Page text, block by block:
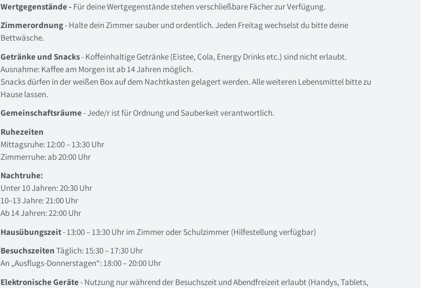
Wertgegenstände - Für deine Wertgegenstände stehen verschließbare Fächer zur Verfügung.
Zimmerordnung- Halte dein Zimmer sauber und ordentlich. Jeden Freitag wechselst du bitte deine
Bettwäsche.
Getränke und Snacks- Koffeinhaltige Getränke (Eistee, Cola, Energy Drinks etc.) sind nicht erlaubt.
Ausnahme: Kaffee am Morgen ist ab 14 Jahren möglich.
Snacksdürfen in der weißen Box auf dem Nachtkasten gelagert werden. Alle weiteren Lebensmittel bitte zu
Hause lassen.
Gemeinschaftsräume- Jede/r ist für Ordnung und Sauberkeit verantwortlich.
Ruhezeiten
Mittagsruhe: 12:00 – 13:30 Uhr
Zimmerruhe: ab 20:00 Uhr
Nachtruhe:
Unter 10 Jahren: 20:30 Uhr
10–13 Jahre: 21:00 Uhr
Ab 14 Jahren: 22:00 Uhr
Hausübungszeit- 13:00 – 13:30 Uhr im Zimmer oder Schulzimmer (Hilfestellung verfügbar)
BesuchszeitenTäglich: 15:30 – 17:30 Uhr
An „Ausflugs-Donnerstagen“: 18:00 – 20:00 Uhr
Elektronische Geräte- Nutzung nur während der Besuchszeit und Abendfreizeit erlaubt (Handys, Tablets,